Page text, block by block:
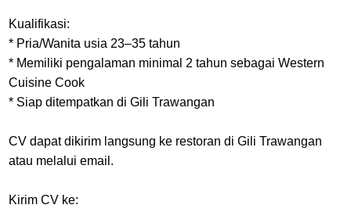
Kualifikasi:
* Pria/Wanita usia 23–35 tahun
* Memiliki pengalaman minimal 2 tahun sebagai Western
Cuisine Cook
* Siap ditempatkan di Gili Trawangan
CV dapat dikirim langsung ke restoran di Gili Trawangan
atau melalui email.
Kirim CV ke: